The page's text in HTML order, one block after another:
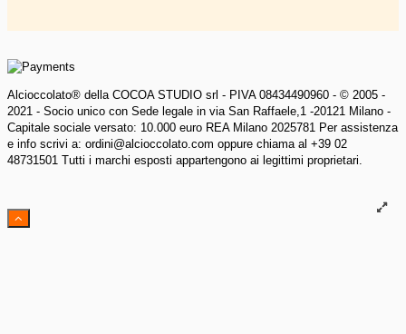
Alcioccolato® della COCOA STUDIO srl - PIVA 08434490960 - © 2005 -
2021 - Socio unico con Sede legale in via San Raffaele,1 -20121 Milano -
Capitale sociale versato: 10.000 euro REA Milano 2025781 Per assistenza
e info scrivi a: ordini@alcioccolato.com oppure chiama al +39 02
48731501 Tutti i marchi esposti appartengono ai legittimi proprietari.